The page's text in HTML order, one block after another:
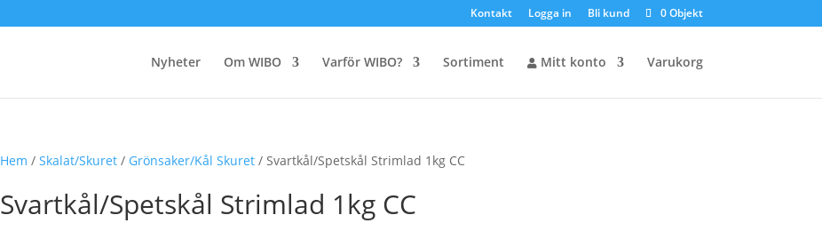
Kontakt Logga in Bli kund 0 Objekt
Nyheter Om WIBO Varför WIBO? Sortiment Mitt konto Varukorg
Hem / Skalat/Skuret/ Grönsaker/Kål Skuret/ Svartkål/Spetskål Strimlad 1kg CC
Svartkål/Spetskål Strimlad 1kg CC